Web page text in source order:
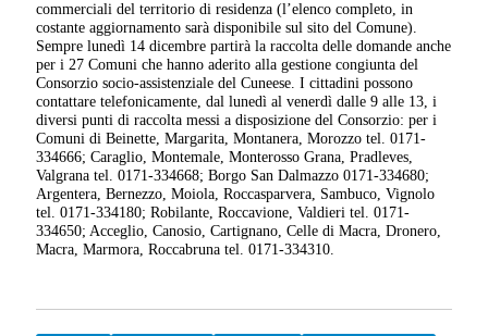
commerciali del territorio di residenza (l’elenco completo, in
costante aggiornamento sarà disponibile sul sito del Comune).
Sempre lunedì 14 dicembre partirà la raccolta delle domande anche
per i 27 Comuni che hanno aderito alla gestione congiunta del
Consorzio socio-assistenziale del Cuneese. I cittadini possono
contattare telefonicamente, dal lunedì al venerdì dalle 9 alle 13, i
diversi punti di raccolta messi a disposizione del Consorzio: per i
Comuni di Beinette, Margarita, Montanera, Morozzo tel. 0171-
334666; Caraglio, Montemale, Monterosso Grana, Pradleves,
Valgrana tel. 0171-334668; Borgo San Dalmazzo 0171-334680;
Argentera, Bernezzo, Moiola, Roccasparvera, Sambuco, Vignolo
tel. 0171-334180; Robilante, Roccavione, Valdieri tel. 0171-
334650; Acceglio, Canosio, Cartignano, Celle di Macra, Dronero,
Macra, Marmora, Roccabruna tel. 0171-334310.